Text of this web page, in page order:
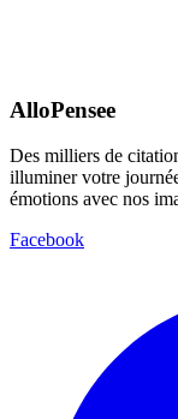
AlloPensee
Des milliers de
illuminer votre
émotions avec nos
Facebook